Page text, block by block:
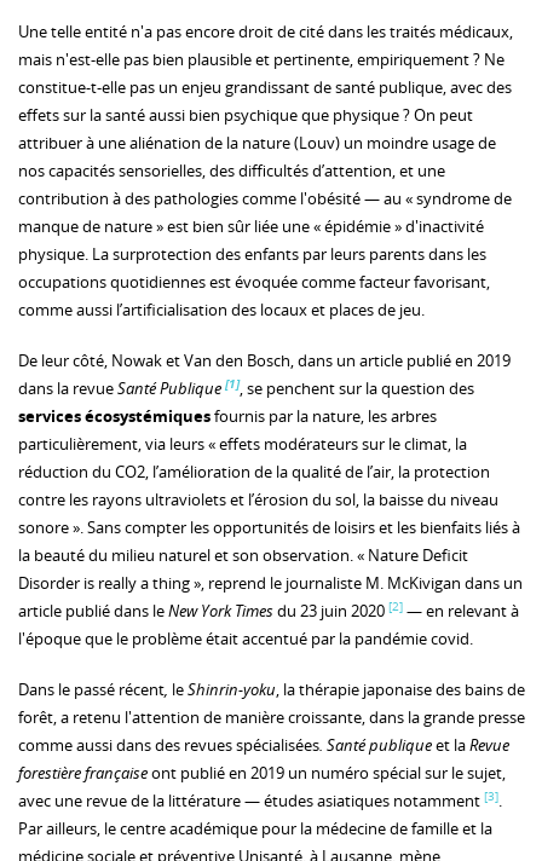
Une telle entité n'a pas encore droit de cité dans les traités médicaux,
mais n'est-elle pas bien plausible et pertinente, empiriquement ? Ne
constitue-t-elle pas un enjeu grandissant de santé publique, avec des
effets sur la santé aussi bien psychique que physique ? On peut
attribuer à une aliénation de la nature (Louv) un moindre usage de
nos capacités sensorielles, des difficultés d’attention, et une
contribution à des pathologies comme l'obésité — au « syndrome de
manque de nature » est bien sûr liée une « épidémie » d'inactivité
physique. La surprotection des enfants par leurs parents dans les
occupations quotidiennes est évoquée comme facteur favorisant,
comme aussi l’artificialisation des locaux et places de jeu.
De leur côté, Nowak et Van den Bosch, dans un article publié en 2019
dans la revueSanté Publique [1], se penchent sur la question des
services écosystémiquesfournis par la nature, les arbres
particulièrement, via leurs « effets modérateurs sur le climat, la
réduction du CO2, l’amélioration de la qualité de l’air, la protection
contre les rayons ultraviolets et l’érosion du sol, la baisse du niveau
sonore ». Sans compter les opportunités de loisirs et les bienfaits liés à
la beauté du milieu naturel et son observation. « Nature Deficit
Disorder is really a thing », reprend le journaliste M. McKivigan dans un
article publié dans leNew York Timesdu 23 juin 2020 [2] — en relevant à
l'époque que le problème était accentué par la pandémie covid.
Dans le passé récent, leShinrin-yoku, la thérapie japonaise des bains de
forêt, a retenu l'attention de manière croissante, dans la grande presse
comme aussi dans des revues spécialisées. Santé publiqueet laRevue
forestière françaiseont publié en 2019 un numéro spécial sur le sujet,
avec une revue de la littérature — études asiatiques notamment [3].
Par ailleurs, le centre académique pour la médecine de famille et la
médicine sociale et préventive Unisanté, à Lausanne, mène